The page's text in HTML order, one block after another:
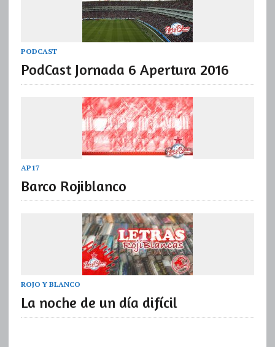
PODCAST
PodCast Jornada 6 Apertura 2016
AP17
Barco Rojiblanco
ROJO Y BLANCO
La noche de un día difícil